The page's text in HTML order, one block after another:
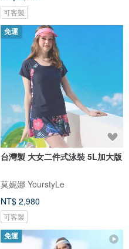
可客製
免運
台灣製 大女二件式泳裝 5L加大版
莫妮娜 YourstyLe
NT$ 2,980
可客製
免運